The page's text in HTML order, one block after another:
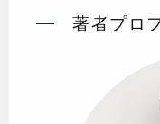
著者プロ